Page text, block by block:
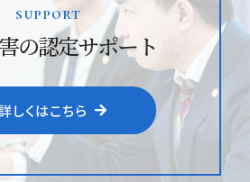
support
の認定サポート
しくはこちら